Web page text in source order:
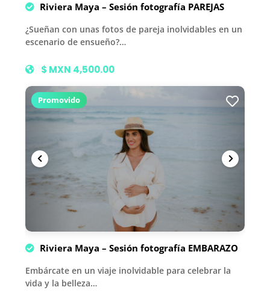
Riviera Maya – Sesión fotografía PAREJAS
¿Sueñan con unas fotos de pareja inolvidables en un
escenario de ensueño?…
$ MXN 4,500.00
Promovido
Riviera Maya – Sesión fotografía EMBARAZO
Embárcate en un viaje inolvidable para celebrar la
vida y la belleza…